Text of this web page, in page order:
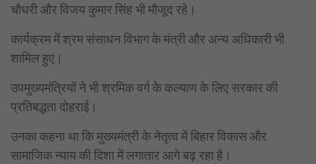
चौधरी और विजय कुमार सिंह भी मौजूद रहे।
कार्यक्रम में श्रम संसाधन विभाग के मंत्री और अन्य अधिकारी भी
शामिल हुए।
उपमुख्यमंत्रियों ने भी श्रमिक वर्ग के कल्याण के लिए सरकार की
प्रतिबद्धता दोहराई।
उनका कहना था कि मुख्यमंत्री के नेतृत्व में बिहार विकास और
सामाजिक न्याय की दिशा में लगातार आगे बढ़ रहा है।